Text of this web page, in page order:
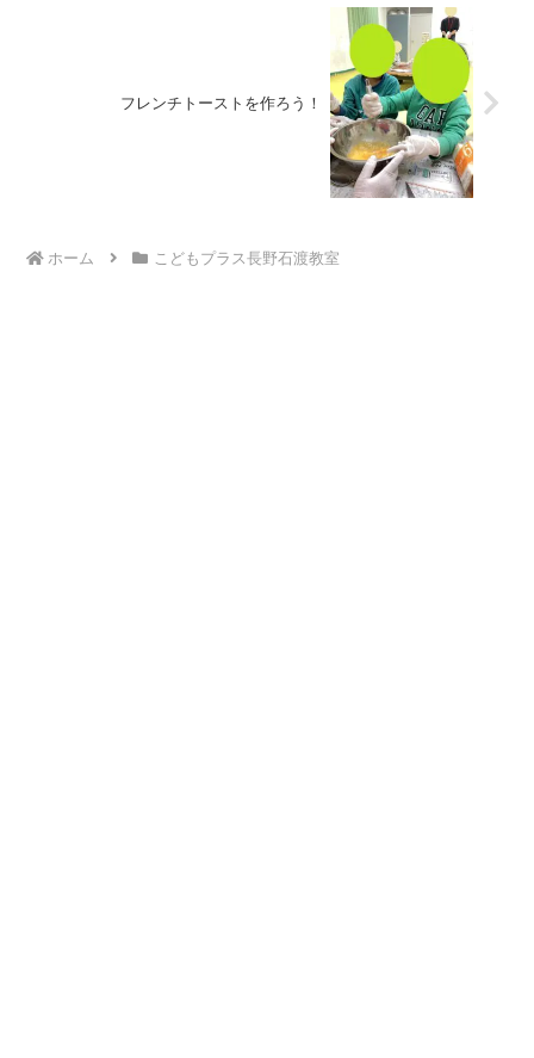
フレンチトーストを作ろう！
ホーム こどもプラス長野石渡教室